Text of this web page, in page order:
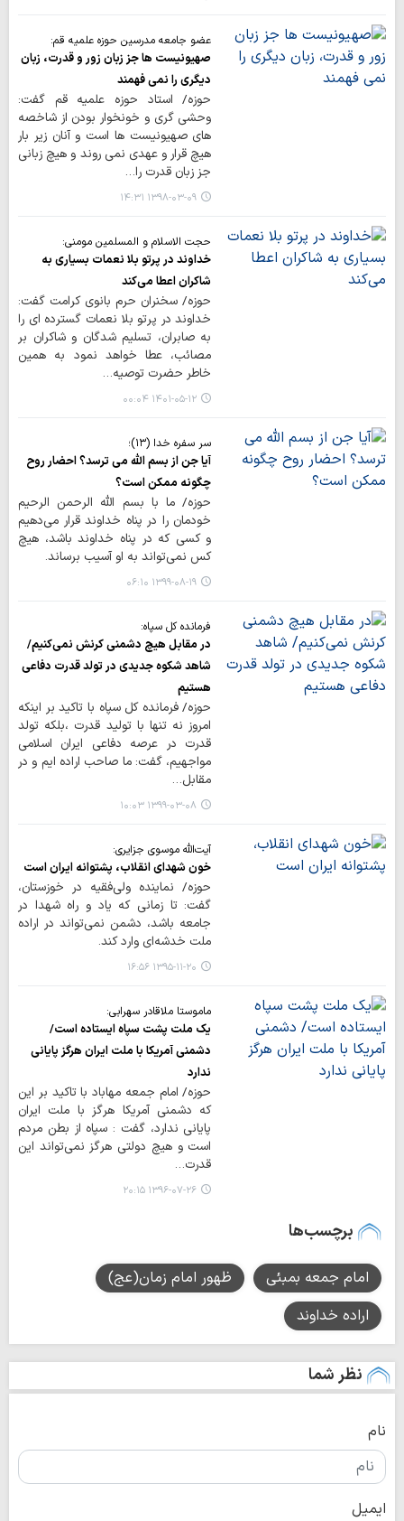
عضو جامعه مدرسین حوزه علمیه قم:
صهیونیست ها جز زبان زور و قدرت، زبان
دیگری را نمی فهمند
حوزه/ استاد حوزه علمیه قم گفت:
وحشی گری و خونخوار بودن از شاخصه
های صهیونیست ها است و آنان زیر بار
هیچ قرار و عهدی نمی روند و هیچ زبانی
جز زبان قدرت را…
۱۳۹۸-۰۳-۰۹ ۱۴:۳۱
حجت الاسلام و المسلمین مومنی:
خداوند در پرتو بلا نعمات بسیاری به
شاکران اعطا می‌کند
حوزه/ سخنران حرم بانوی کرامت گفت:
خداوند در پرتو بلا نعمات گسترده ای را
به صابران، تسلیم شدگان و شاکران بر
مصائب، عطا خواهد نمود به همین
خاطر حضرت توصیه…
۱۴۰۱-۰۵-۱۲ ۰۰:۰۴
سر سفره خدا (۱۳)؛
آیا جن از بسم الله می ترسد؟ احضار روح
چگونه ممکن است؟
حوزه/ ما با بسم الله الرحمن الرحیم
خودمان را در پناه خداوند قرار می‌دهیم
و کسی که در پناه خداوند باشد، هیچ
کس نمی‌تواند به او آسیب برساند.
۱۳۹۹-۰۸-۱۹ ۰۶:۱۰
فرمانده کل سپاه:
در مقابل هیچ دشمنی کرنش نمی‌کنیم/
شاهد شکوه جدیدی در تولد قدرت دفاعی
هستیم
حوزه/ فرمانده کل سپاه با تاکید بر اینکه
امروز نه تنها با تولید قدرت ،بلکه تولد
قدرت در عرصه دفاعی ایران اسلامی
مواجهیم، گفت: ما صاحب اراده ایم و در
مقابل…
۱۳۹۹-۰۳-۰۸ ۱۰:۰۳
آیت‌الله موسوی جزایری:
خون شهدای انقلاب، پشتوانه ایران است
حوزه/ نماینده ولی‌فقیه در خوزستان،
گفت: تا زمانی که یاد و راه شهدا در
جامعه باشد، دشمن نمی‌تواند در اراده
ملت خدشه‌ای وارد کند.
۱۳۹۵-۱۱-۲۰ ۱۶:۵۶
ماموستا ملاقادر سهرابی:
یک ملت پشت سپاه ایستاده است/
دشمنی آمریکا با ملت ایران هرگز پایانی
ندارد
حوزه/ امام جمعه مهاباد با تاکید بر این
که دشمنی آمریکا هرگز با ملت ایران
پایانی ندارد، گفت : سپاه از بطن مردم
است و هیچ دولتی هرگز نمی‌تواند این
قدرت…
۱۳۹۶-۰۷-۲۶ ۲۰:۱۵
برچسب‌ها
امام جمعه بمبئی
ظهور امام زمان(عج)
اراده خداوند
نظر شما
نام
ایمیل